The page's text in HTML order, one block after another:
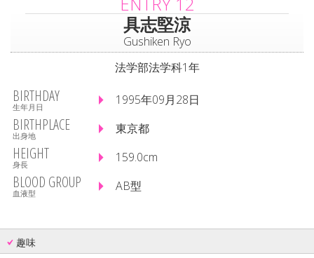
具志堅涼
Gushiken Ryo
法学部法学科1年
BIRTHDAY
生年月日 1995年09月28日
BIRTHPLACE
出身地 東京都
HEIGHT
身長 159.0cm
BLOOD GROUP
血液型 AB型
趣味